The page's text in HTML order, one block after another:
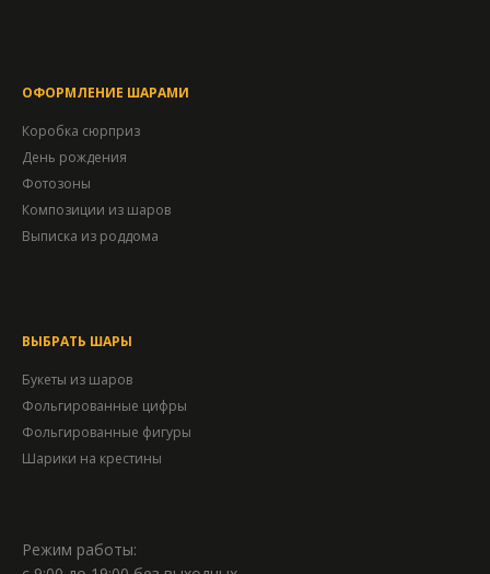
ОФОРМЛЕНИЕ ШАРАМИ
Коробка сюрприз
День рождения
Фотозоны
Композиции из шаров
Выписка из роддома
ВЫБРАТЬ ШАРЫ
Букеты из шаров
Фольгированные цифры
Фольгированные фигуры
Шарики на крестины
Режим работы: